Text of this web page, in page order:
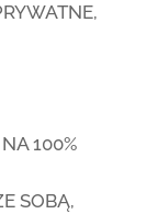
100%
SOBĄ,